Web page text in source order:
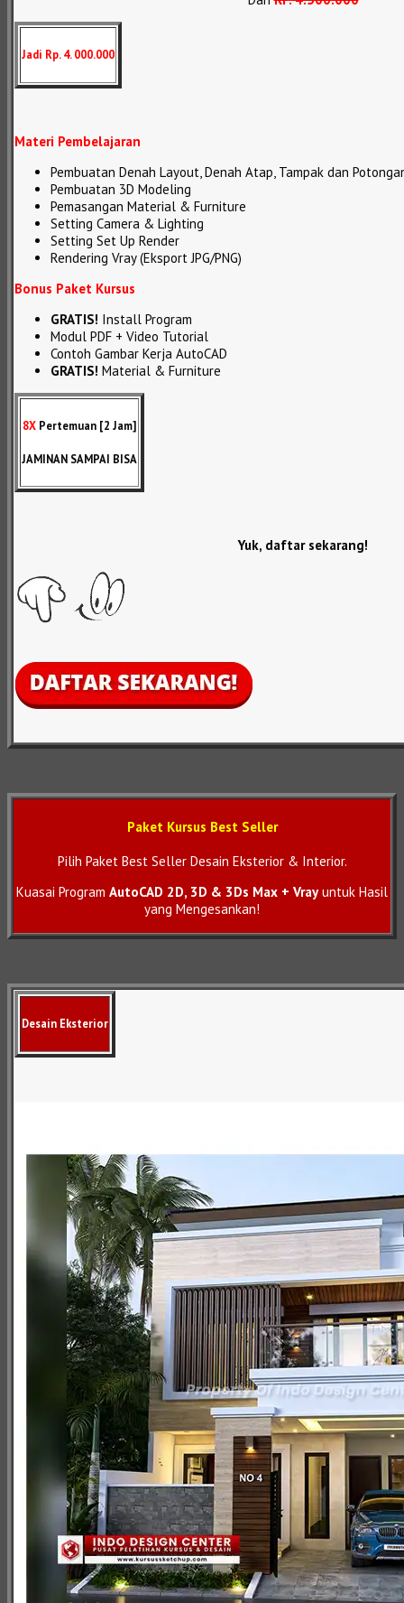
Jadi Rp. 4. 000.000
Materi Pembelajaran
Pembuatan Denah Layout, Denah Atap, Tampak dan
Pembuatan 3D Modeling
Pemasangan Material & Furniture
Setting Camera & Lighting
Setting Set Up Render
Rendering Vray (Eksport JPG/PNG)
Bonus Paket Kursus
GRATIS! Install Program
Modul PDF + Video Tutorial
Contoh Gambar Kerja AutoCAD
GRATIS! Material & Furniture
8X Pertemuan [2 Jam]
JAMINAN SAMPAI BISA
Yuk, daftar sekarang!
Paket Kursus Best Seller
Pilih Paket Best Seller Desain Eksterior & Interior.
Kuasai Program AutoCAD 2D, 3D & 3Ds Max + Vrayuntuk Hasil
yang Mengesankan!
Desain Eksterior